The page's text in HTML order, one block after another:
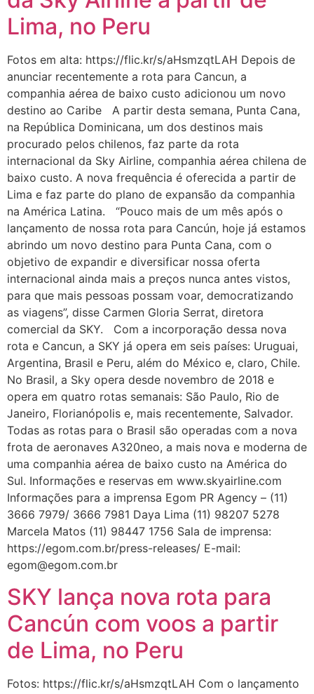
Lima, no Peru
Fotos em alta: https://flic.kr/s/aHsmzqtLAH Depois de
anunciar recentemente a rota para Cancun, a
companhia aérea de baixo custo adicionou um novo
destino ao Caribe A partir desta semana, Punta Cana,
na República Dominicana, um dos destinos mais
procurado pelos chilenos, faz parte da rota
internacional da Sky Airline, companhia aérea chilena de
baixo custo. A nova frequência é oferecida a partir de
Lima e faz parte do plano de expansão da companhia
na América Latina. “Pouco mais de um mês após o
lançamento de nossa rota para Cancún, hoje já estamos
abrindo um novo destino para Punta Cana, com o
objetivo de expandir e diversificar nossa oferta
internacional ainda mais a preços nunca antes vistos,
para que mais pessoas possam voar, democratizando
as viagens”, disse Carmen Gloria Serrat, diretora
comercial da SKY. Com a incorporação dessa nova
rota e Cancun, a SKY já opera em seis países: Uruguai,
Argentina, Brasil e Peru, além do México e, claro, Chile.
No Brasil, a Sky opera desde novembro de 2018 e
opera em quatro rotas semanais: São Paulo, Rio de
Janeiro, Florianópolis e, mais recentemente, Salvador.
Todas as rotas para o Brasil são operadas com a nova
frota de aeronaves A320neo, a mais nova e moderna de
uma companhia aérea de baixo custo na América do
Sul. Informações e reservas em www.skyairline.com
Informações para a imprensa Egom PR Agency – (11)
3666 7979/ 3666 7981 Daya Lima (11) 98207 5278
Marcela Matos (11) 98447 1756 Sala de imprensa:
https://egom.com.br/press-releases/ E-mail:
egom@egom.com.br
SKY lança nova rota para
Cancún com voos a partir
de Lima, no Peru
Fotos: https://flic.kr/s/aHsmzqtLAH Com o lançamento